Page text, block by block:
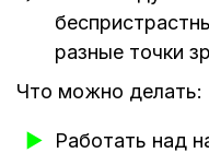
разные точки
Что можно делать:
Работать над